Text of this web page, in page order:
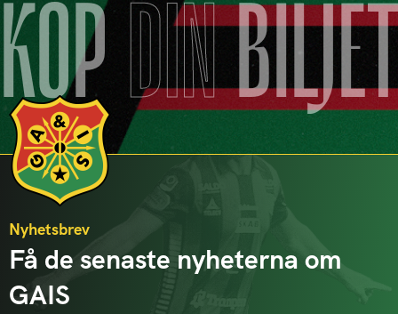
KÖPDIN
Nyhetsbrev
Få de senaste nyheterna om
GAIS